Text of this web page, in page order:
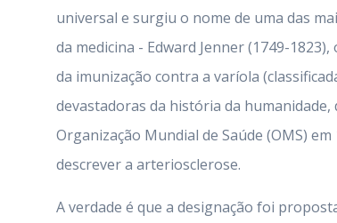
universal e surgiu o nome de uma das
da medicina - Edward Jenner (1749-
da imunização contra a varíola
devastadoras da história da humanidade,
Organização Mundial de Saúde (OMS)
descrever a arteriosclerose.
A verdade é que a designação foi